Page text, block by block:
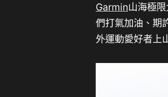
Garmin山海極
們打氣加油、期
外運動愛好者上